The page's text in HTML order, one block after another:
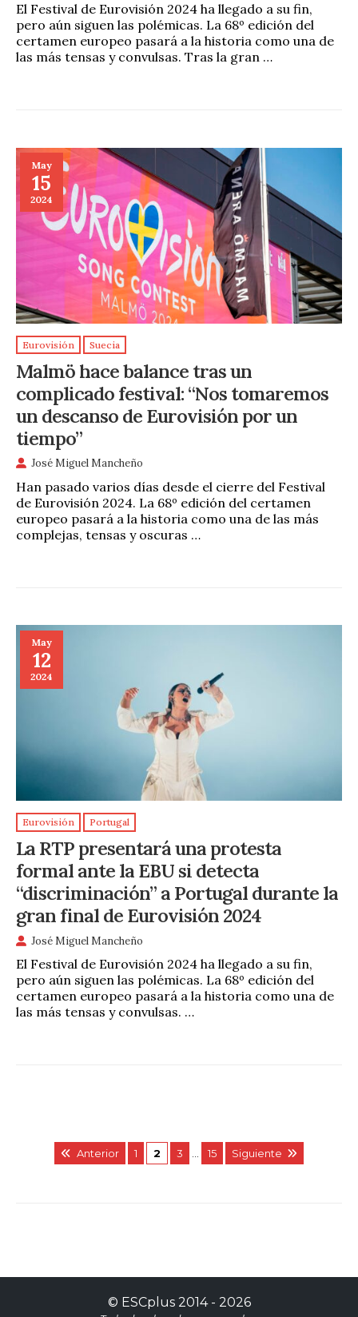
El Festival de Eurovisión 2024 ha llegado a su fin,
pero aún siguen las polémicas. La 68º edición del
certamen europeo pasará a la historia como una de
las más tensas y convulsas. Tras la gran …
May
15
2024
Eurovisión Suecia
Malmö hace balance tras un
complicado festival: “Nos tomaremos
un descanso de Eurovisión por un
tiempo”
José Miguel Mancheño
Han pasado varios días desde el cierre del Festival
de Eurovisión 2024. La 68º edición del certamen
europeo pasará a la historia como una de las más
complejas, tensas y oscuras …
May
12
2024
Eurovisión Portugal
La RTP presentará una protesta
formal ante la EBU si detecta
“discriminación” a Portugal durante la
gran final de Eurovisión 2024
José Miguel Mancheño
El Festival de Eurovisión 2024 ha llegado a su fin,
pero aún siguen las polémicas. La 68º edición del
certamen europeo pasará a la historia como una de
las más tensas y convulsas. …
Anterior 1 2 3 15 Siguiente
© ESCplus2014 - 2026